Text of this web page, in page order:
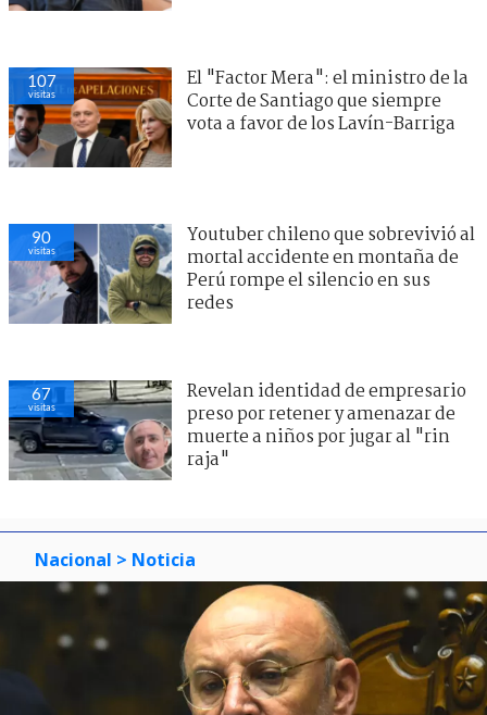
107
visitas
El "Factor Mera": el ministro de la
Corte de Santiago que siempre
vota a favor de los Lavín-Barriga
90
visitas
Youtuber chileno que sobrevivió al
mortal accidente en montaña de
Perú rompe el silencio en sus
redes
67
visitas
Revelan identidad de empresario
preso por retener y amenazar de
muerte a niños por jugar al "rin
raja"
Nacional > Noticia